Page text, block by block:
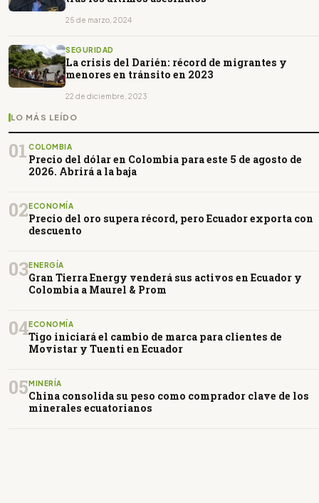
25 de marzo, 2024
SEGURIDAD
La crisis del Darién: récord de migrantes y
menores en tránsito en 2023
22 de diciembre, 2023
LO MÁS LEÍDO
01 COLOMBIA
Precio del dólar en Colombia para este 5 de agosto de
2026. Abrirá a la baja
02ECONOMÍA
Precio del oro supera récord, pero Ecuador exporta con
descuento
03ENERGÍA
Gran Tierra Energy venderá sus activos en Ecuador y
Colombia a Maurel & Prom
04ECONOMÍA
Tigo iniciará el cambio de marca para clientes de
Movistar y Tuenti en Ecuador
05MINERÍA
China consolida su peso como comprador clave de los
minerales ecuatorianos